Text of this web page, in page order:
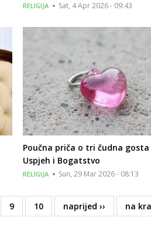
RELIGIJA Sat, 4 Apr 2026 - 09:43
Poučna priča o tri čudna gosta
Uspjeh i Bogatstvo
RELIGIJA Sun, 29 Mar 2026 - 08:13
Page
9 Page
10
Next
page
naprijed ››
Last
page
na